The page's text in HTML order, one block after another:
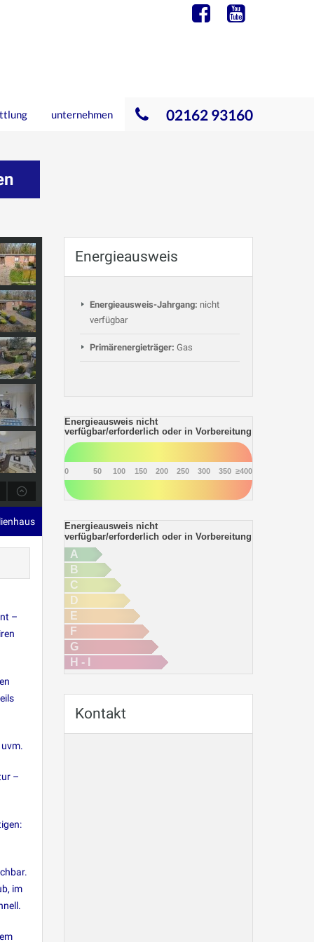
02162 93160
unternehmen
–
–
im
Energieausweis
Energieausweis-Jahrgang: nicht
verfügbar
Primärenergieträger: Gas
Energieausweis nicht
verfügbar/erforderlich oder in Vorbereitung
0 50 100 150 200 250 300 350 ≥400
Energieausweis nicht
verfügbar/erforderlich oder in Vorbereitung
A
B
C
D
E
F
G
H - I
Kontakt